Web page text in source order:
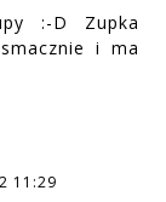
:-D Zupka
i ma
11:29